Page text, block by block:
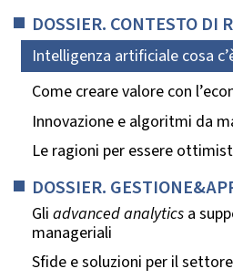
DOSSIER. CONTESTO DI
Intelligenza artificiale cosa
Come creare valore con
Innovazione e algoritmi da
Le ragioni per essere
DOSSIER.
Gli advanced analytics a
manageriali
Sfide e soluzioni per il